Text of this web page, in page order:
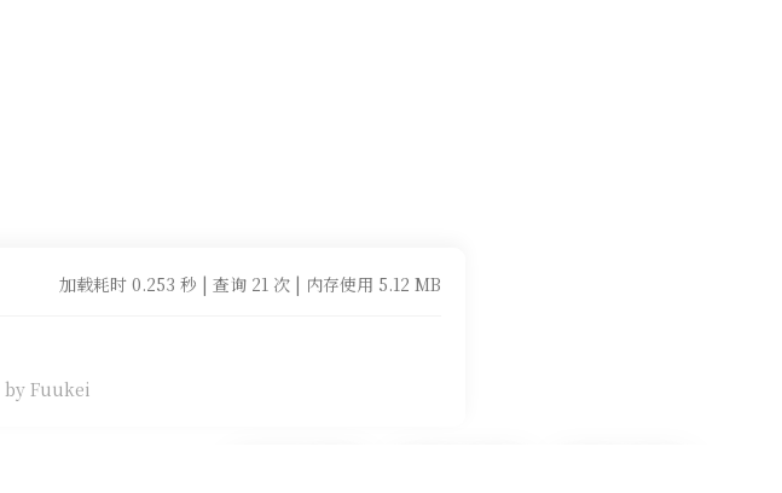
加载耗时 0.253 秒 | 查询 21 次 | 内存使用 5.12 MB
by Fuukei